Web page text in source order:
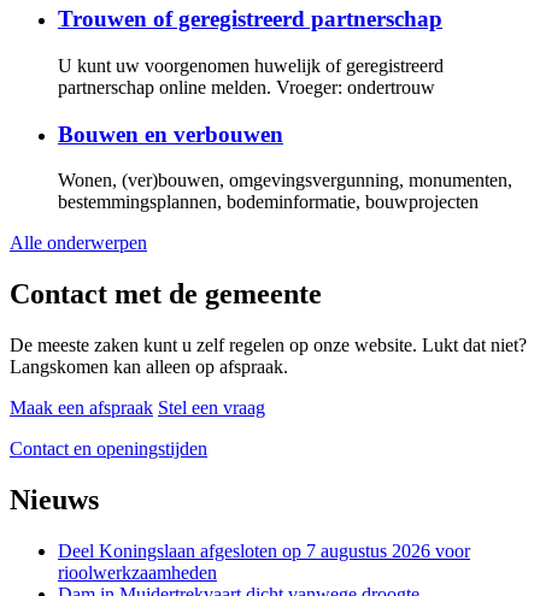
Trouwen of geregistreerd partnerschap
U kunt uw voorgenomen huwelijk of geregistreerd
partnerschap online melden. Vroeger: ondertrouw
Bouwen en verbouwen
Wonen, (ver)bouwen, omgevingsvergunning, monumenten,
bestemmingsplannen, bodeminformatie, bouwprojecten
Alle onderwerpen
Contact met de gemeente
De meeste zaken kunt u zelf regelen op onze website. Lukt dat niet?
Langskomen kan alleen op afspraak.
Maak een afspraak Stel een vraag
Contact en openingstijden
Nieuws
Deel Koningslaan afgesloten op 7 augustus 2026 voor
rioolwerkzaamheden